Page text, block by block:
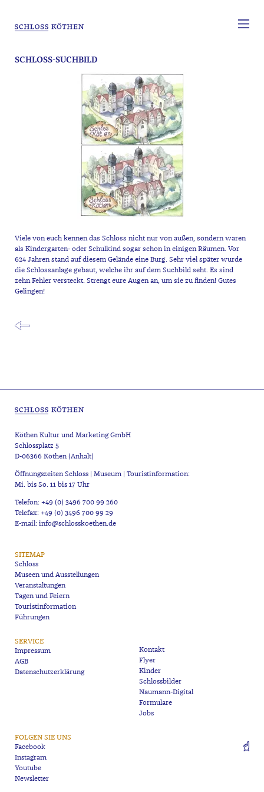
SCHLOSS-SUCHBILD
Viele von euch kennen das Schloss nicht nur von außen, sondern waren
als Kindergarten- oder Schulkind sogar schon in einigen Räumen. Vor
624 Jahren stand auf diesem Gelände eine Burg. Sehr viel später wurde
die Schlossanlage gebaut, welche ihr auf dem Suchbild seht. Es sind
zehn Fehler versteckt. Strengt eure Augen an, um sie zu finden! Gutes
Gelingen!
Köthen Kultur und Marketing GmbH
Schlossplatz 5
D-06366 Köthen (Anhalt)
Öffnungszeiten Schloss | Museum | Touristinformation:
Mi. bis So. 11 bis 17 Uhr
Telefon: +49 (0) 3496 700 99 260
Telefax: +49 (0) 3496 700 99 29
E-mail: info@schlosskoethen.de
SITEMAP
Schloss
Museen und Ausstellungen
Veranstaltungen
Tagen und Feiern
Touristinformation
Führungen
SERVICE
Impressum
AGB
Datenschutzerklärung
Kontakt
Flyer
Kinder
Schlossbilder
Naumann-Digital
Formulare
Jobs
FOLGEN SIE UNS
Facebook
Instagram
Youtube
Newsletter